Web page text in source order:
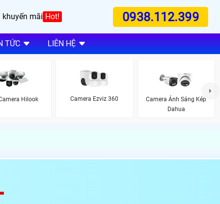
khuyến mãi Hot! 0938.112.399
TỨC LIÊN HỆ
Hilook Camera Ezviz 360
Camera Ánh Sáng Kép
Dahua